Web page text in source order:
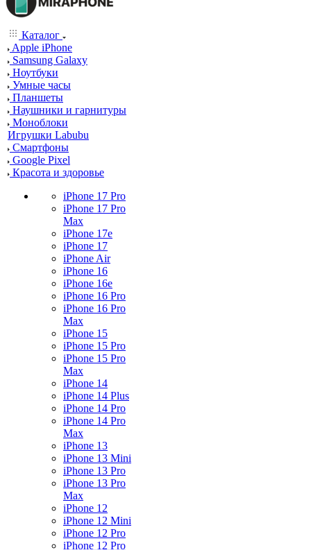
Каталог
Apple iPhone
Samsung Galaxy
Ноутбуки
Умные часы
Планшеты
Наушники и гарнитуры
Моноблоки
Игрушки Labubu
Смартфоны
Google Pixel
Красота и здоровье
iPhone 17 Pro
iPhone 17 Pro
Max
iPhone 17e
iPhone 17
iPhone Air
iPhone 16
iPhone 16e
iPhone 16 Pro
iPhone 16 Pro
Max
iPhone 15
iPhone 15 Pro
iPhone 15 Pro
Max
iPhone 14
iPhone 14 Plus
iPhone 14 Pro
iPhone 14 Pro
Max
iPhone 13
iPhone 13 Mini
iPhone 13 Pro
iPhone 13 Pro
Max
iPhone 12
iPhone 12 Mini
iPhone 12 Pro
iPhone 12 Pro